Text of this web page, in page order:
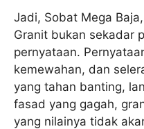
Jadi, Sobat Mega
Granit bukan sekadar
pernyataan.
kemewahan, dan
yang tahan banting,
fasad yang gagah,
yang nilainya tidak